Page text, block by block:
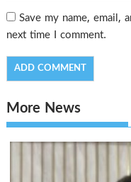
Save my name, email,
next time I comment.
More News